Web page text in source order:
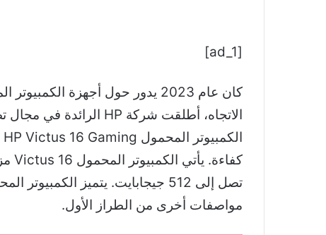
[ad_1]
مواصفات أخرى من الطراز الأول.